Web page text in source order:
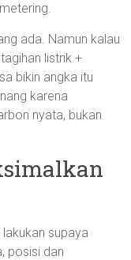
ada. Namun kalau
listrik +
bikin angka itu
karena
nyata, bukan
supaya
posisi dan